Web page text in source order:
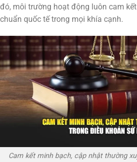
đó, môi trường hoạt động luôn cam
chuẩn quốc tế trong mọi khía cạnh.
Cam kết minh bạch, cập nhật thường